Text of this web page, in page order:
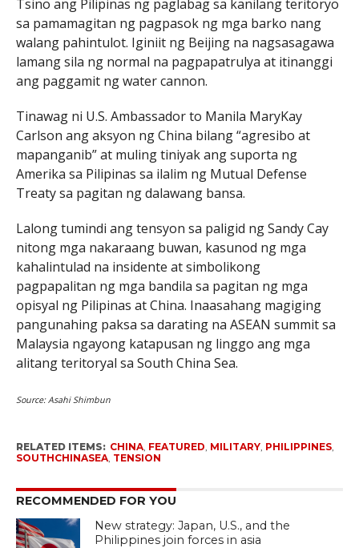
Tsino ang Pilipinas ng paglabag sa kanilang teritoryo
sa pamamagitan ng pagpasok ng mga barko nang
walang pahintulot. Iginiit ng Beijing na nagsasagawa
lamang sila ng normal na pagpapatrulya at itinanggi
ang paggamit ng water cannon.
Tinawag ni U.S. Ambassador to Manila MaryKay
Carlson ang aksyon ng China bilang “agresibo at
mapanganib” at muling tiniyak ang suporta ng
Amerika sa Pilipinas sa ilalim ng Mutual Defense
Treaty sa pagitan ng dalawang bansa.
Lalong tumindi ang tensyon sa paligid ng Sandy Cay
nitong mga nakaraang buwan, kasunod ng mga
kahalintulad na insidente at simbolikong
pagpapalitan ng mga bandila sa pagitan ng mga
opisyal ng Pilipinas at China. Inaasahang magiging
pangunahing paksa sa darating na ASEAN summit sa
Malaysia ngayong katapusan ng linggo ang mga
alitang teritoryal sa South China Sea.
Source: Asahi Shimbun
RELATED ITEMS: CHINA, FEATURED MILITARY, PHILIPPINES,
SOUTHCHINASEA, TENSION
RECOMMENDED FOR YOU
New strategy: Japan, U.S., and the
Philippines join forces in asia